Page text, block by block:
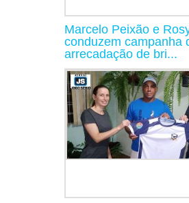
Marcelo Peixão e
conduzem campanha
arrecadação de bri...